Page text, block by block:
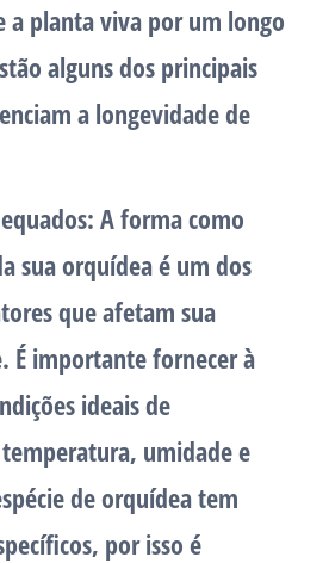
a planta viva por um longo
alguns dos principais
a longevidade de
A forma como
sua orquídea é um dos
que afetam sua
É importante fornecer à
ideais de
umidade e
de orquídea tem
por isso é